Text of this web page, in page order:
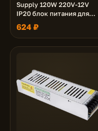
Supply 120W 220V-12V
IP20 блок питания для
светодиодной ленты
624 ₽